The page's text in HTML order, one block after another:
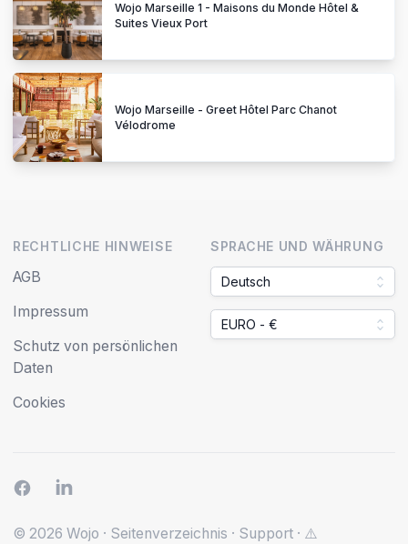
Wojo Marseille 1 - Maisons du Monde Hôtel &
Suites Vieux Port
Wojo Marseille - Greet Hôtel Parc Chanot
Vélodrome
RECHTLICHE HINWEISE
AGB
Impressum
Schutz von persönlichen
Daten
Cookies
SPRACHE UND WÄHRUNG
Deutsch
EURO - €
© 2026 Wojo · Seitenverzeichnis · Support · ⚠️